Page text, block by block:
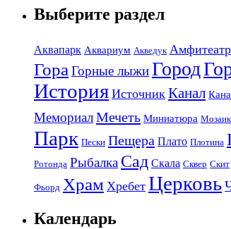
Выберите раздел
Аквапарк Аквариум Акведук Амфитеатр
Гора Горные лыжиГород
История Источник Канал
МемориалМечеть Миниатюра
Парк Пески Пещера Плато Плотина
Ротонда Рыбалка Сад Скала Сквер Скит
Фьорд Храм Хребет Церковь
Календарь